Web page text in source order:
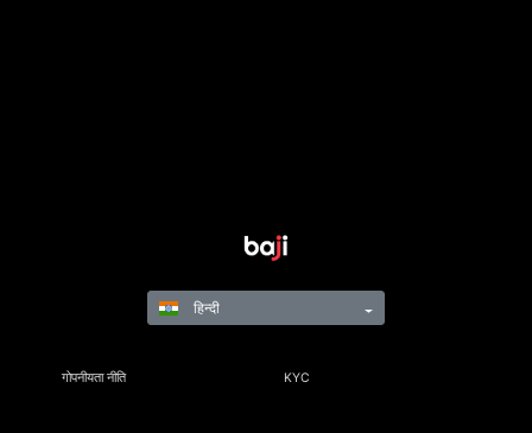
गोपनीयता नीति KYC
हिन्दी